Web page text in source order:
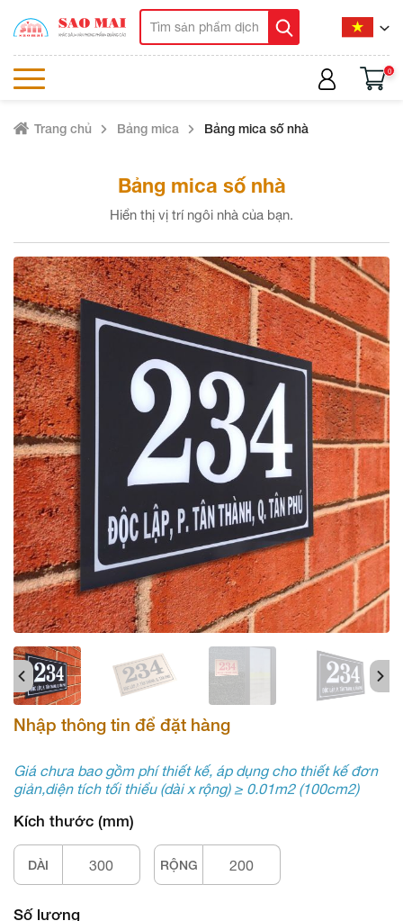
0
Trang chủ Bảng mica Bảng mica số nhà
Bảng mica số nhà
Hiển thị vị trí ngôi nhà của bạn.
Nhập thông tin để đặt hàng
Giá chưa bao gồm phí thiết kế, áp dụng cho thiết kế đơn
giản,diện tích tối thiểu (dài x rộng) ≥ 0.01m2 (100cm2)
Kích thước (mm)
DÀI RỘNG
Số lượng